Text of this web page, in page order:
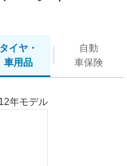
タイヤ・
車用品
自動
車保険
年モデル